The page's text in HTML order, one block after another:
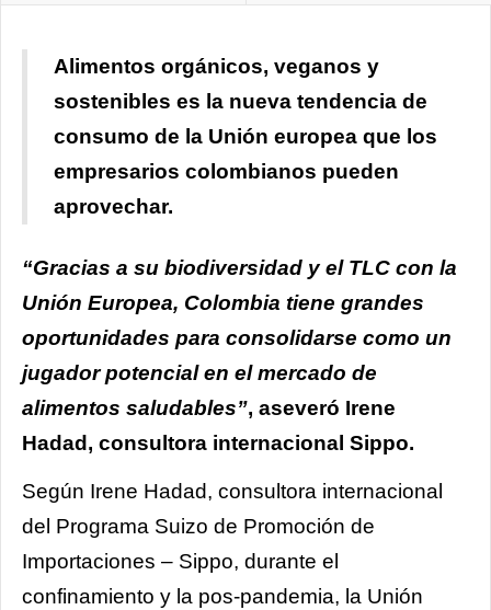
Alimentos orgánicos, veganos y
sostenibles es la nueva tendencia de
consumo de la Unión europea que los
empresarios colombianos pueden
aprovechar.
“Gracias a su biodiversidad y el TLC con la
Unión Europea, Colombia tiene grandes
oportunidades para consolidarse como un
jugador potencial en el mercado de
alimentos saludables”, aseveró Irene
Hadad, consultora internacional Sippo.
Según Irene Hadad, consultora internacional
del Programa Suizo de Promoción de
Importaciones – Sippo, durante el
confinamiento y la pos-pandemia, la Unión